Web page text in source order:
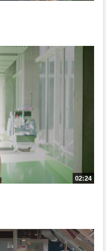
02:24